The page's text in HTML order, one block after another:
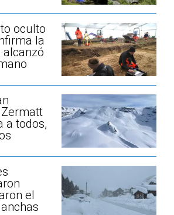
oculto
la
alcanzó
a todos,
el